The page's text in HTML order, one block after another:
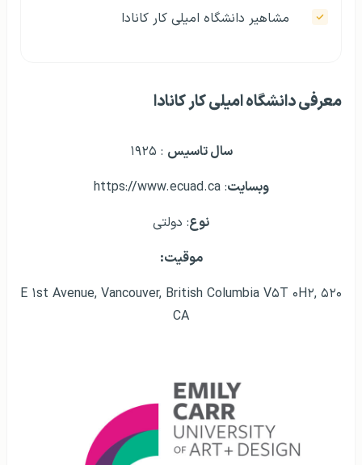
مشاهیر دانشگاه امیلی کار کانادا
معرفی دانشگاه امیلی کار کانادا
سال تاسیس : ۱۹۲۵
وبسایت: https://www.ecuad.ca
نوع: دولتی
موقیت:
۵۲۰ E ۱st Avenue, Vancouver, British Columbia V۵T ۰H۲,
CA